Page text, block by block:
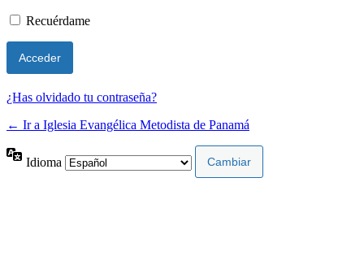
Recuérdame
¿Has olvidado tu contraseña?
← Ir a Iglesia Evangélica Metodista de Panamá
Idioma